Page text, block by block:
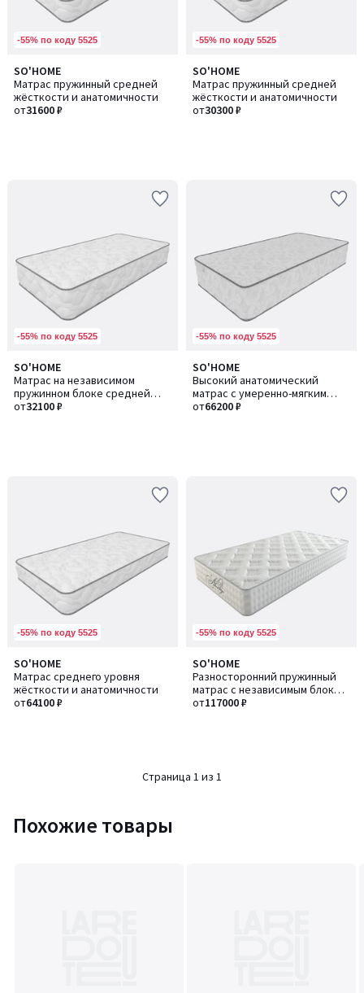
-55% по коду 5525
SO'HOME
Матрас пружинный средней
жёсткости и анатомичности
от31600 ₽
-55% по коду 5525
SO'HOME
Матрас пружинный средней
жёсткости и анатомичности
от30300 ₽
-55% по коду 5525
SO'HOME
Матрас на независимом
пружинном блоке средней
жесткости и анатомичности
от32100 ₽
-55% по коду 5525
SO'HOME
Высокий анатомический
матрас с умеренно-мягким
уровнем жесткости
от66200 ₽
-55% по коду 5525
SO'HOME
Матрас среднего уровня
жёсткости и анатомичности
от64100 ₽
-55% по коду 5525
SO'HOME
Разносторонний пружинный
матрас c независимым блоком
и с эффектами памяти и
от117000 ₽
Страница 1 из 1
Похожие товары